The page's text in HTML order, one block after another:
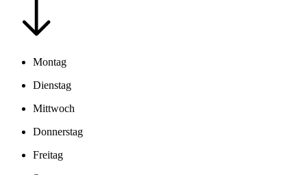
Montag
Dienstag
Mittwoch
Donnerstag
Freitag